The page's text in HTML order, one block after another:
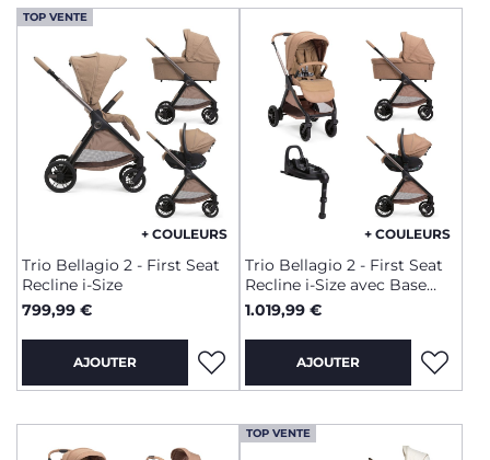
TOP VENTE
+ COULEURS
Trio Bellagio 2 - First Seat
Recline i-Size
799,99 €
AJOUTER
+ COULEURS
Trio Bellagio 2 - First Seat
Recline i-Size avec Base
rotative
1.019,99 €
AJOUTER
TOP VENTE